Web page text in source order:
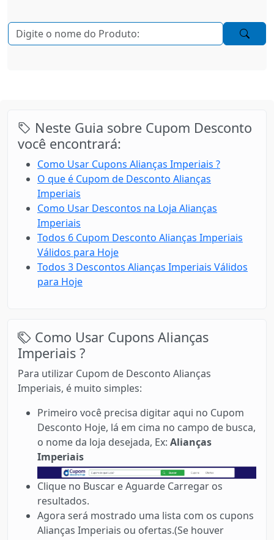
Neste Guia sobre Cupom Desconto
você encontrará:
Como Usar Cupons Alianças Imperiais ?
O que é Cupom de Desconto Alianças
Imperiais
Como Usar Descontos na Loja Alianças
Imperiais
Todos 6 Cupom Desconto Alianças Imperiais
Válidos para Hoje
Todos 3 Descontos Alianças Imperiais Válidos
para Hoje
Como Usar Cupons Alianças
Imperiais ?
Para utilizar Cupom de Desconto Alianças
Imperiais, é muito simples:
Primeiro você precisa digitar aqui no Cupom
Desconto Hoje, lá em cima no campo de busca,
o nome da loja desejada, Ex: Alianças
Imperiais
Clique no Buscar e Aguarde Carregar os
resultados.
Agora será mostrado uma lista com os cupons
Alianças Imperiais ou ofertas.(Se houver